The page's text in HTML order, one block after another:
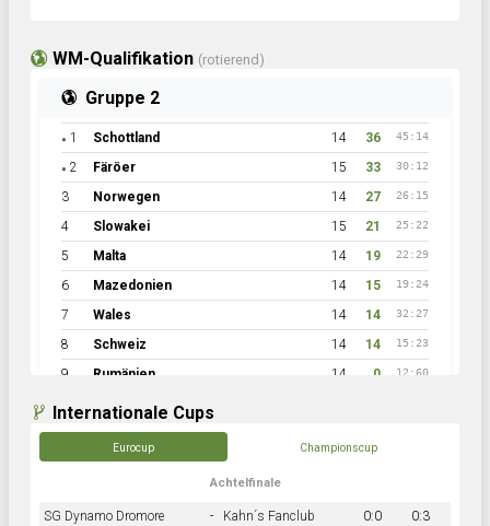
WM-Qualifikation (rotierend)
Gruppe 2
● 1 Schottland 14 36 45:14
● 2 Färöer 15 33 30:12
3 Norwegen 14 27 26:15
4 Slowakei 15 21 25:22
5 Malta 14 19 22:29
6 Mazedonien 14 15 19:24
7 Wales 14 14 32:27
8 Schweiz 14 14 15:23
9 Rumänien 14 0 12:60
Internationale Cups
Eurocup Championscup
Achtelfinale
SG Dynamo Dromore - Kahn´s Fanclub 0:0 0:3